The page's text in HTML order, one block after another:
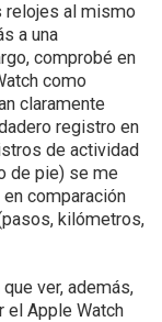
relojes al mismo
a una
comprobé en
como
claramente
registro en
de actividad
de pie) se me
comparación
kilómetros,
ver, además,
el Apple Watch